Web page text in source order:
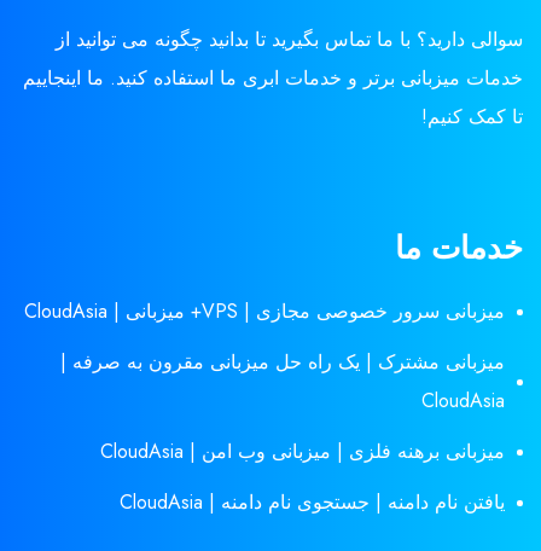
سوالی دارید؟ با ما تماس بگیرید تا بدانید چگونه می توانید از
خدمات میزبانی برتر و خدمات ابری ما استفاده کنید. ما اینجاییم
تا کمک کنیم!
خدمات ما
میزبانی سرور خصوصی مجازی | VPS+ میزبانی | CloudAsia
میزبانی مشترک | یک راه حل میزبانی مقرون به صرفه |
CloudAsia
میزبانی برهنه فلزی | میزبانی وب امن | CloudAsia
یافتن نام دامنه | جستجوی نام دامنه | CloudAsia